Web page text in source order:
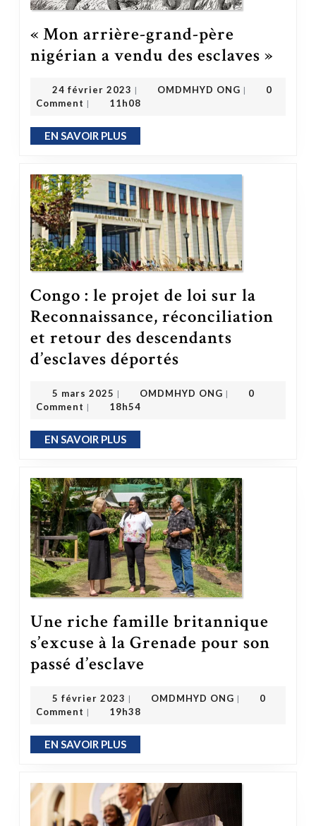
« Mon arrière-grand-père
nigérian a vendu des esclaves »
24 février 2023 | OMDMHYD ONG |
0
Comment | 11h08
EN SAVOIR PLUSEN SAVOIR PLUS
Congo : le projet de loi sur la
Reconnaissance, réconciliation
et retour des descendants
d’esclaves déportés
5 mars 2025 | OMDMHYD ONG |
0
Comment | 18h54
EN SAVOIR PLUSEN SAVOIR PLUS
Une riche famille britannique
s’excuse à la Grenade pour son
passé d’esclave
5 février 2023 | OMDMHYD ONG |
0
Comment | 19h38
EN SAVOIR PLUSEN SAVOIR PLUS